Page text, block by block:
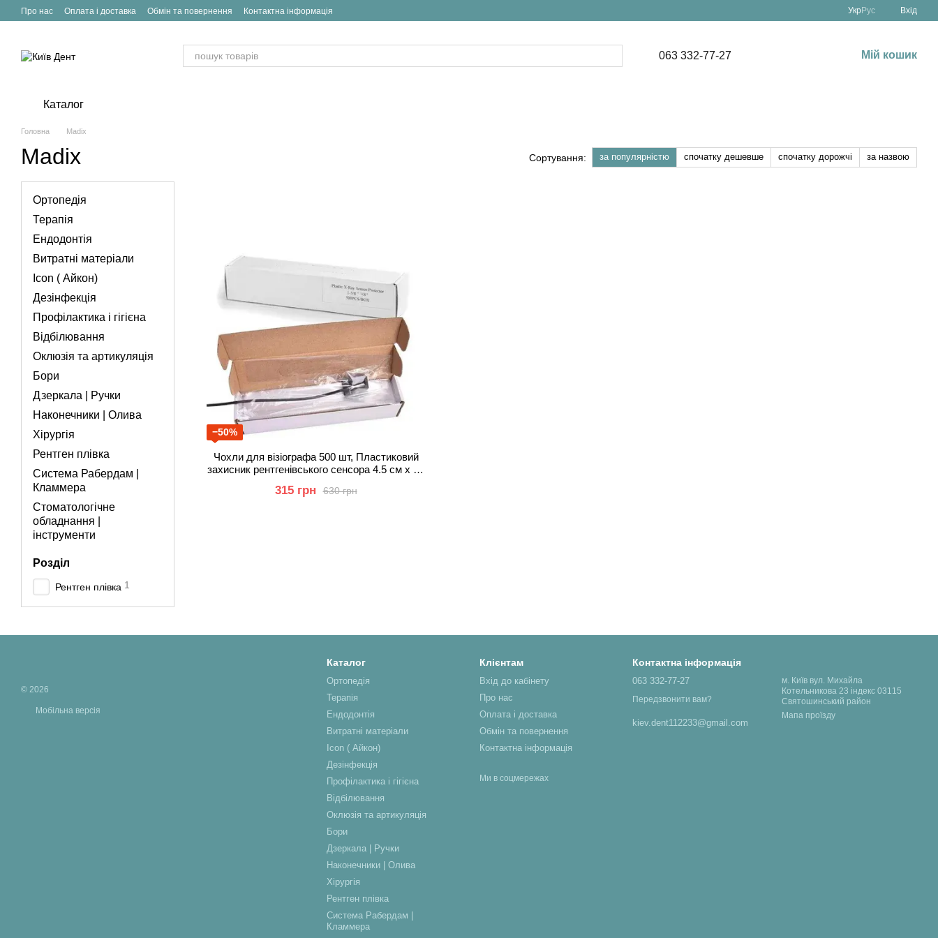
Перейти до основного контенту
Про нас Оплата і доставка Обмін та повернення Контактна інформація Укр Рус Вхід
063 332-77-27 Мій кошик
Каталог
Головна Madix
Madix Сортування: за популярністю спочатку дешевше спочатку дорожчі за назвою
−50%
Чохли для візіографа 500 шт, Пластиковий
захисник рентгенівського сенсора 4.5 см х 21
630 грн
315 грн
Ортопедія
Терапія
Ендодонтія
Витратні матеріали
Icon ( Айкон)
Дезінфекція
Профілактика і гігієна
Відбілювання
Оклюзія та артикуляція
Бори
Дзеркала | Ручки
Наконечники | Олива
Хірургія
Рентген плівка
Система Рабердам |
Кламмера
Стоматологічне
обладнання |
інструменти
Розділ
Рентген плівка 1
© 2026
Мобільна версія
Каталог
Ортопедія
Терапія
Ендодонтія
Витратні матеріали
Icon ( Айкон)
Дезінфекція
Профілактика і гігієна
Відбілювання
Оклюзія та артикуляція
Бори
Дзеркала | Ручки
Наконечники | Олива
Хірургія
Рентген плівка
Система Рабердам |
Кламмера
Клієнтам
Вхід до кабінету
Про нас
Оплата і доставка
Обмін та повернення
Контактна інформація
Ми в соцмережах
Контактна інформація
063 332-77-27
Передзвонити вам?
kiev.dent112233@gmail.com
м. Київ вул. Михайла
Котельникова 23 індекс 03115
Святошинський район
Мапа проїзду